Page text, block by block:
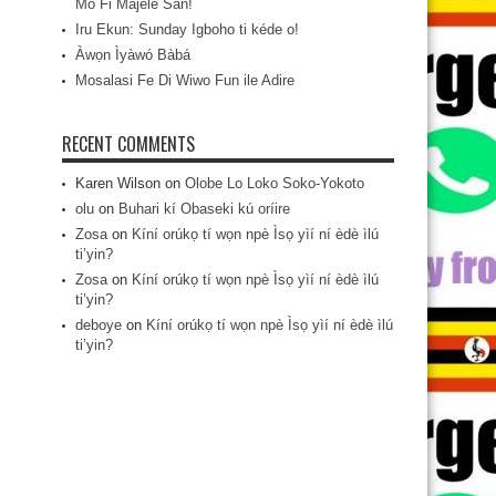
Mo Fi Májèlé San!
Iru Ekun: Sunday Igboho ti kéde o!
Àwọn Ìyàwó Bàbá
Mosalasi Fe Di Wiwo Fun ile Adire
RECENT COMMENTS
Karen Wilson on Olobe Lo Loko Soko-Yokoto
olu on Buhari kí Obaseki kú oríire
Zosaon Kíní orúkọ tí wọn npè Ìsọ yìí ní èdè ìlú
ti’yin?
Zosaon Kíní orúkọ tí wọn npè Ìsọ yìí ní èdè ìlú
ti’yin?
deboye on Kíní orúkọ tí wọn npè Ìsọ yìí ní èdè ìlú
ti’yin?